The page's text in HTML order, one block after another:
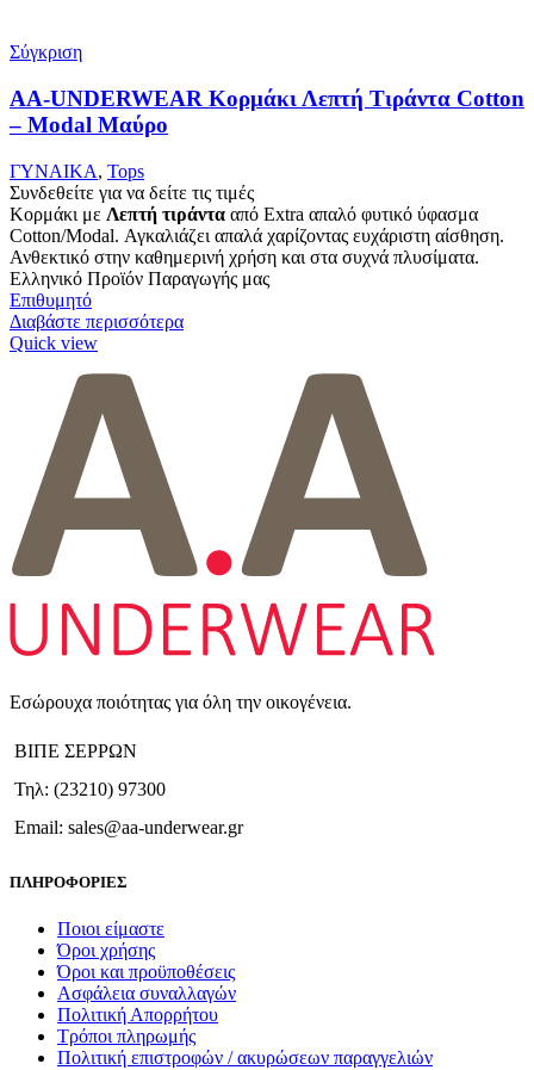
Σύγκριση
AA-UNDERWEAR Κορμάκι Λεπτή Τιράντα Cotton
– Modal Μαύρο
ΓΥΝΑΙΚΑ, Tops
Συνδεθείτε για να δείτε τις τιμές
Κορμάκι με Λεπτή τιράντα από Extra απαλό φυτικό ύφασμα
Cotton/Modal. Αγκαλιάζει απαλά χαρίζοντας ευχάριστη αίσθηση.
Ανθεκτικό στην καθημερινή χρήση και στα συχνά πλυσίματα.
Ελληνικό Προϊόν Παραγωγής μας
Επιθυμητό
Διαβάστε περισσότερα
Quick view
Εσώρουχα ποιότητας για όλη την οικογένεια.
ΒΙΠΕ ΣΕΡΡΩΝ
Τηλ: (23210) 97300
Email: sales@aa-underwear.gr
ΠΛΗΡΟΦΟΡΙΕΣ
Ποιοι είμαστε
Όροι χρήσης
Όροι και προϋποθέσεις
Ασφάλεια συναλλαγών
Πολιτική Απορρήτου
Τρόποι πληρωμής
Πολιτική επιστροφών / ακυρώσεων παραγγελιών